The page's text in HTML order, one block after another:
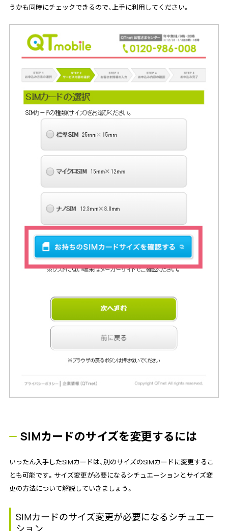
うかも同時にチェックできるので、上手に利用してください。
SIMカードのサイズを変更するには
いったん入手したSIMカードは、別のサイズのSIMカードに変更するこ
とも可能です。サイズ変更が必要になるシチュエーションとサイズ変
更の方法について解説していきましょう。
SIMカードのサイズ変更が必要になるシチュエー
ション